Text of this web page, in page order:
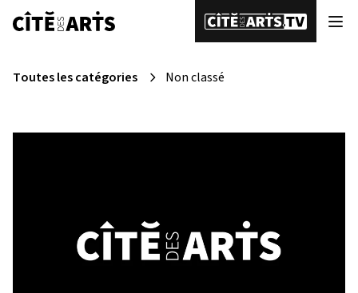
Toutes les catégories Non classé